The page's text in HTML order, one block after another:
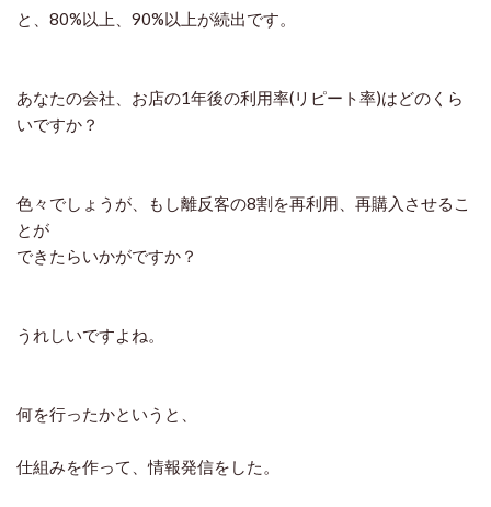
と、80%以上、90%以上が続出です。
あなたの会社、お店の1年後の利用率(リピート率)はどのくら
いですか？
色々でしょうが、もし離反客の8割を再利用、再購入させるこ
とが
できたらいかがですか？
うれしいですよね。
何を行ったかというと、
仕組みを作って、情報発信をした。